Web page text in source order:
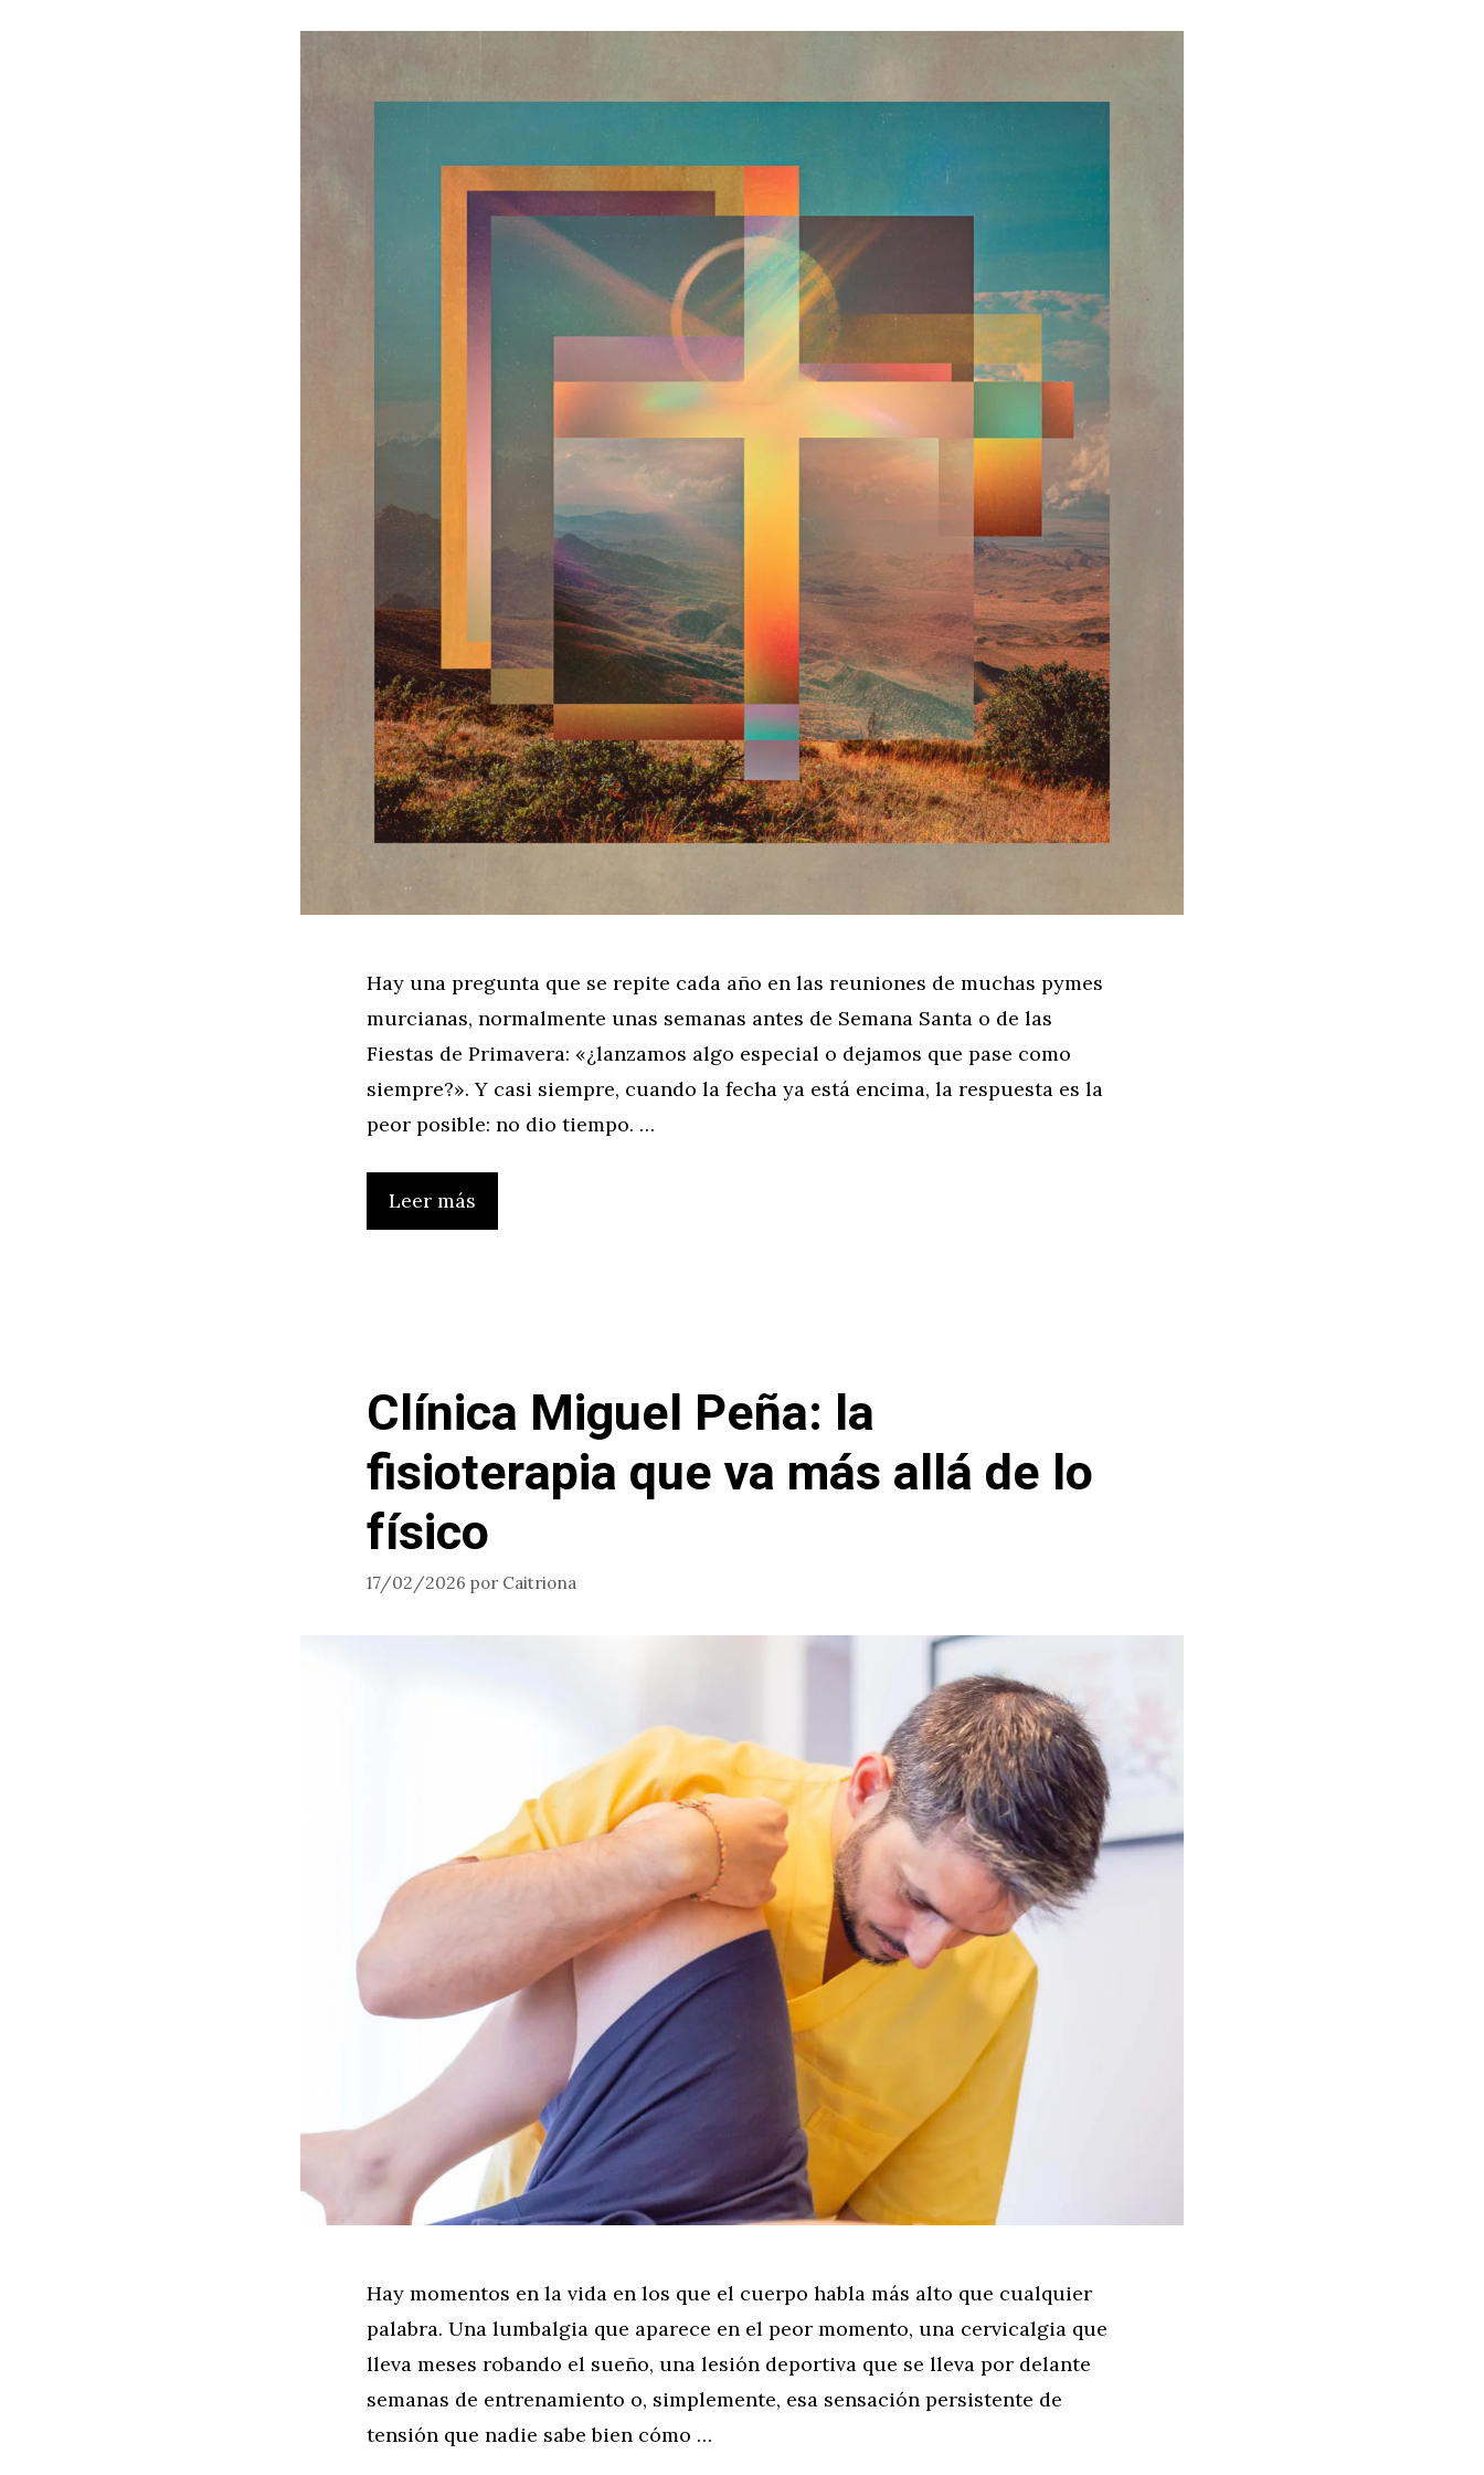
Hay una pregunta que se repite cada año en las reuniones de muchas pymes
murcianas, normalmente unas semanas antes de Semana Santa o de las
Fiestas de Primavera: «¿lanzamos algo especial o dejamos que pase como
siempre?». Y casi siempre, cuando la fecha ya está encima, la respuesta es la
peor posible: no dio tiempo. …
Leer más
Clínica Miguel Peña: la
fisioterapia que va más allá de lo
físico
17/02/2026 por Caitriona
Hay momentos en la vida en los que el cuerpo habla más alto que cualquier
palabra. Una lumbalgia que aparece en el peor momento, una cervicalgia que
lleva meses robando el sueño, una lesión deportiva que se lleva por delante
semanas de entrenamiento o, simplemente, esa sensación persistente de
tensión que nadie sabe bien cómo …